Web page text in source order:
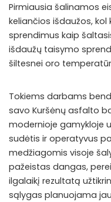
Pirmiausia šalinamos
keliančios išdaužos,
sprendimus kaip
išdaužų taisymo
šiltesnei oro
Tokiems darbams
savo Kuršėnų asfalto
modernioje gamykloje
sudėtis ir operatyvus
medžiagomis visoje
pažeistas dangas,
ilgalaikį rezultatą
sąlygas planuojama